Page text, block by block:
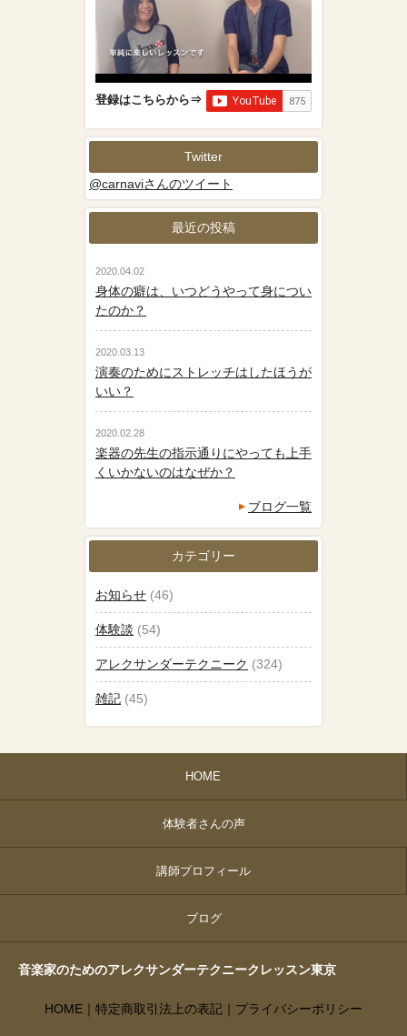
登録はこちらから⇒
Twitter
@carnaviさんのツイート
最近の投稿
2020.04.02
身体の癖は、いつどうやって身につい
たのか？
2020.03.13
演奏のためにストレッチはしたほうが
いい？
2020.02.28
楽器の先生の指示通りにやっても上手
くいかないのはなぜか？
ブログ一覧
カテゴリー
お知らせ (46)
体験談 (54)
アレクサンダーテクニーク (324)
雑記 (45)
HOME
体験者さんの声
講師プロフィール
ブログ
音楽家のためのアレクサンダーテクニークレッスン東京
HOME 特定商取引法上の表記 プライバシーポリシー